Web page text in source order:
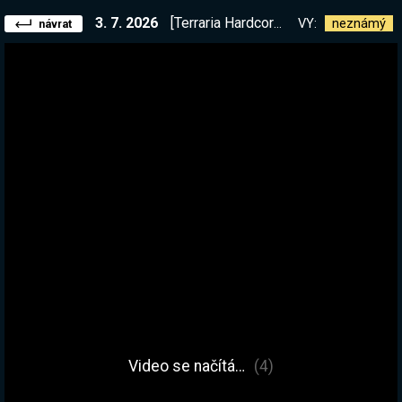
návrat 3. 7. 2026 [Terraria Hardcore EP2] Umřu a končí stream. Dnes dva BIG bossové VY: neznámý
Video se načítá… (5)